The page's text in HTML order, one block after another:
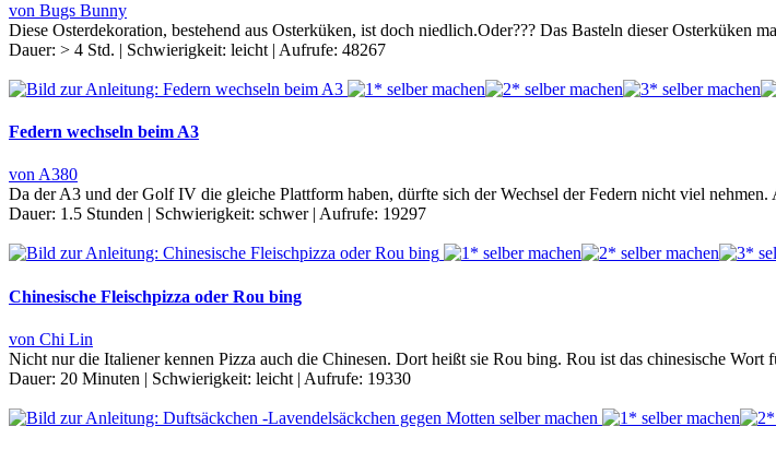
von Bugs Bunny
Diese Osterdekoration, bestehend aus Osterküken, ist doch niedlich.Oder??? Das Basteln dieser Osterküken
Dauer: > 4 Std. | Schwierigkeit: leicht | Aufrufe: 48267
Federn wechseln beim A3
von A380
Da der A3 und der Golf IV die gleiche Plattform haben, dürfte sich der Wechsel der Federn nicht viel
Dauer: 1.5 Stunden Schwierigkeit: schwer Aufrufe: 19297
Chinesische Fleischpizza oder Rou bing
von Chi Lin
Nicht nur die Italiener kennen Pizza auch die Chinesen. Dort heißt sie Rou bing. Rou ist das chinesische
Dauer: 20 Minuten | Schwierigkeit: leicht | Aufrufe: 19330